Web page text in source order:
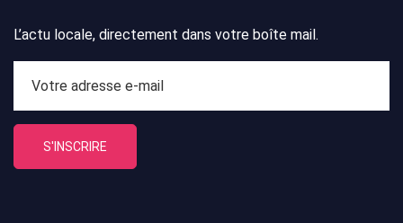
L’actu locale, directement dans votre boîte mail.
S'INSCRIRE